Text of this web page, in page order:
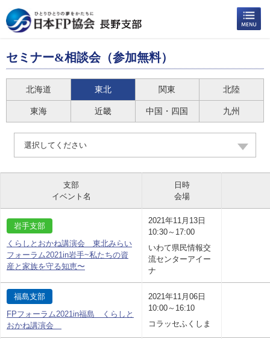
セミナー&相談会（参加無料）
北海道 東北 関東 北陸
東海 近畿 中国・四国 九州
選択してください
支部
イベント名
日時
会場
岩手支部
くらしとおかね講演会 東北みらい
フォーラム2021in岩手~私たちの資
産と家族を守る知恵〜
2021年11月13日
10:30～17:00
いわて県民情報交
流センターアイー
ナ
福島支部
FPフォーラム2021in福島 くらしと
おかね講演会
2021年11月06日
10:00～16:10
コラッセふくしま